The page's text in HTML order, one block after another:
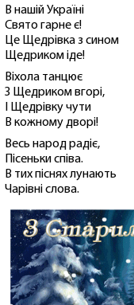
В нашій Україні
Свято гарне є!
Це Щедрівка з сином
Щедриком іде!
Віхола танцює
З Щедриком вгорі,
І Щедрівку чути
В кожному дворі!
Весь народ радіє,
Пісеньки співа.
В тих піснях лунають
Чарівні слова.